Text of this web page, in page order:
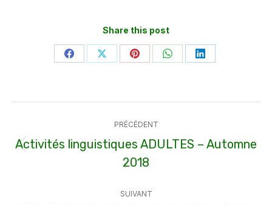
Share this post
PartagerPartagerPartagerPartagerPartager
article
PRÉCÉDENT
Article
précédent
Activités linguistiques ADULTES – Automne
2018
SUIVANT